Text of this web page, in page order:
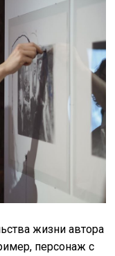
жизни автора
персонаж с